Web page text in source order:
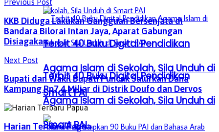
Terbit 40 Buku Digital Pendidikan
Agama Islam di Sekolah, Sila Unduh di
Smart PAI
Terbit 40 Buku Digital Pendidikan
Agama Islam di Sekolah, Sila Unduh di
Smart PAI
Previous Post
KKB Diduga Lakukan Gangguan Bersenjata di
Bandara Bilorai Intan Jaya, Aparat Gabungan
Disiagakan
Next Post
Bupati dan Wakil Bupati Puncak Salurkan Dana
Kampung Rp7,4 Miliar di Distrik Doufo dan Dervos
Harian Terbaru Papua